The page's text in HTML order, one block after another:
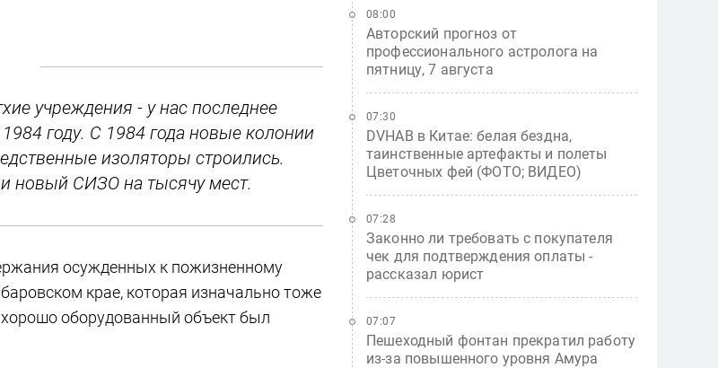
учреждения - у нас последнее
году. С 1984 года новые колонии
изоляторы строились.
новый СИЗО на тысячу мест.
осужденных к пожизненному
крае, которая изначально тоже
оборудованный объект был
Авторский прогноз от
профессионального астролога на
пятницу, 7 августа
08:00
DVHAB в Китае: белая бездна,
таинственные артефакты и полеты
Цветочных фей (ФОТО; ВИДЕО)
07:30
Законно ли требовать с покупателя
чек для подтверждения оплаты -
рассказал юрист
07:28
Пешеходный фонтан прекратил работу
из-за повышенного уровня Амура
07:07